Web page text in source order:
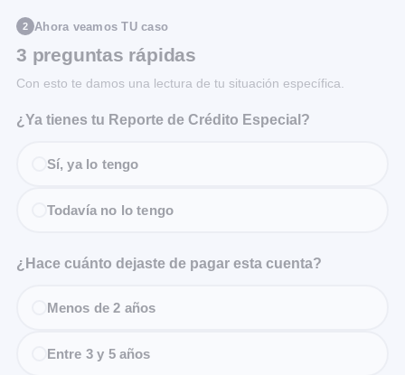
2 Ahora veamos TU caso
3 preguntas rápidas
Con esto te damos una lectura de tu situación específica.
¿Ya tienes tu Reporte de Crédito Especial?
Sí, ya lo tengo
Todavía no lo tengo
¿Hace cuánto dejaste de pagar esta cuenta?
Menos de 2 años
Entre 3 y 5 años